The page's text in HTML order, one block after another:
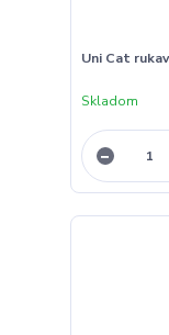
Uni Cat
Skladom